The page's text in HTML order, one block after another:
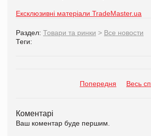
Ексклюзивні матеріали TradeMaster.ua
Раздел: Товари та ринки > Все новости
Теги:
Попередня Весь
Коментарі
Ваш коментар буде першим.